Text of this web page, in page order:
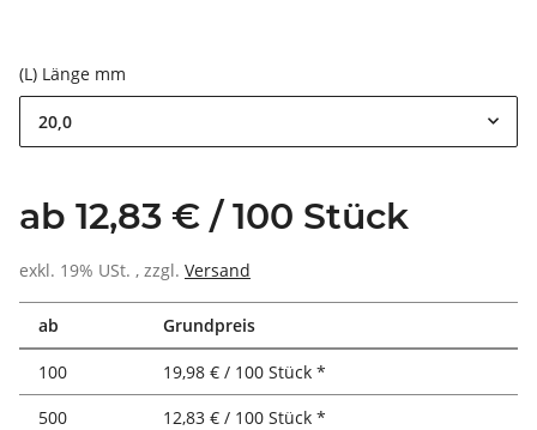
(L) Länge mm
20,0
ab 12,83 € / 100 Stück
exkl. 19% USt. , zzgl. Versand
ab Grundpreis
100
19,98 € / 100 Stück *
500
12,83 € / 100 Stück *